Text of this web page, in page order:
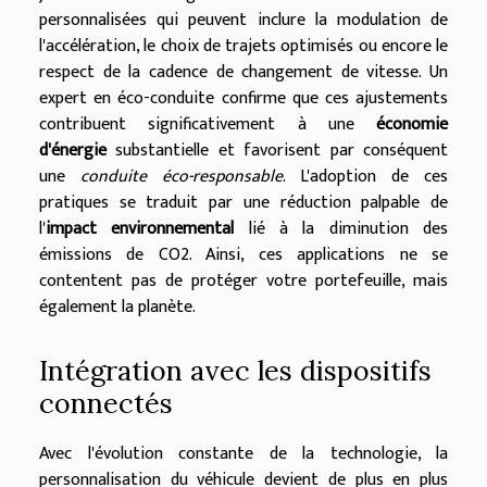
personnalisées qui peuvent inclure la modulation de
l'accélération, le choix de trajets optimisés ou encore le
respect de la cadence de changement de vitesse. Un
expert en éco-conduite confirme que ces ajustements
contribuent significativement à une économie
d'énergiesubstantielle et favorisent par conséquent
une conduite éco-responsable. L'adoption de ces
pratiques se traduit par une réduction palpable de
l'impact environnemental lié à la diminution des
émissions de CO2. Ainsi, ces applications ne se
contentent pas de protéger votre portefeuille, mais
également la planète.
Intégration avec les dispositifs
connectés
Avec l'évolution constante de la technologie, la
personnalisation du véhicule devient de plus en plus